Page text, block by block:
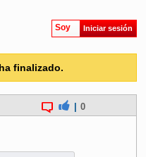
Soy Iniciar sesión
finalizado.
0